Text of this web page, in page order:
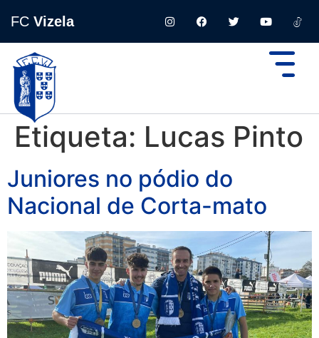
FC Vizela
Etiqueta: Lucas Pinto
Juniores no pódio do
Nacional de Corta-mato